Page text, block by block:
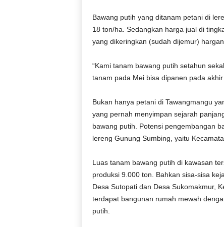
Bawang putih yang ditanam petani di
18 ton/ha. Sedangkan harga jual di
yang dikeringkan (sudah dijemur)
“Kami tanam bawang putih setahun
tanam pada Mei bisa dipanen pada
Bukan hanya petani di Tawangmangu
yang pernah menyimpan sejarah
bawang putih. Potensi pengembangan
lereng Gunung Sumbing, yaitu
Luas tanam bawang putih di kawasan
produksi 9.000 ton. Bahkan sisa-sisa
Desa Sutopati dan Desa Sukomakmur,
terdapat bangunan rumah mewah
putih.